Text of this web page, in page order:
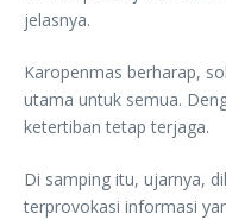
jelasnya.
Karopenmas berharap,
utama untuk semua.
ketertiban tetap terjaga.
Di samping itu, ujarnya,
terprovokasi informasi